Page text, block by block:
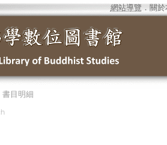
網站導覽 ． 關於
書目明細